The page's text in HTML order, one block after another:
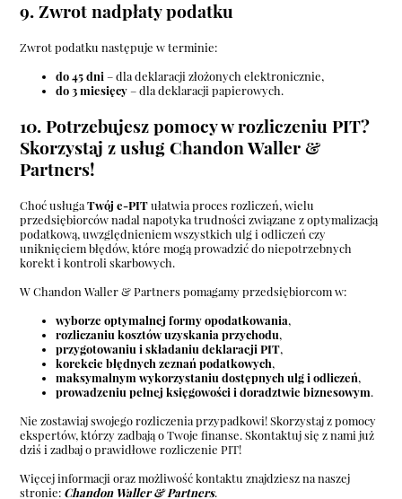
9. Zwrot nadpłaty podatku
Zwrot podatku następuje w terminie:
do 45 dni – dla deklaracji złożonych elektronicznie,
do 3 miesięcy– dla deklaracji papierowych.
10. Potrzebujesz pomocy w rozliczeniu PIT?
Skorzystaj z usług Chandon Waller &
Partners!
Choć usługaTwój e-PITułatwia proces rozliczeń, wielu
przedsiębiorców nadal napotyka trudności związane z optymalizacją
podatkową, uwzględnieniem wszystkich ulg i odliczeń czy
uniknięciem błędów, które mogą prowadzić do niepotrzebnych
korekt i kontroli skarbowych.
W Chandon Waller & Partners pomagamy przedsiębiorcom w:
wyborze optymalnej formy opodatkowania,
rozliczaniu kosztów uzyskania przychodu,
przygotowaniu i składaniu deklaracji PIT,
korekcie błędnych zeznań podatkowych,
maksymalnym wykorzystaniu dostępnych ulg i odliczeń,
prowadzeniu pełnej księgowości i doradztwie biznesowym.
Nie zostawiaj swojego rozliczenia przypadkowi! Skorzystaj z pomocy
ekspertów, którzy zadbają o Twoje finanse. Skontaktuj się z nami już
dziś i zadbaj o prawidłowe rozliczenie PIT!
Więcej informacji oraz możliwość kontaktu znajdziesz na naszej
stronie: Chandon Waller & Partners.